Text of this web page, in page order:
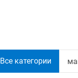
Все категории